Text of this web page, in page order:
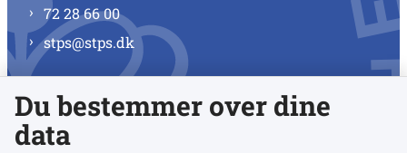
72 28 66 00
stps@stps.dk
Se alle kontaktnumre
Du bestemmer over dine
data